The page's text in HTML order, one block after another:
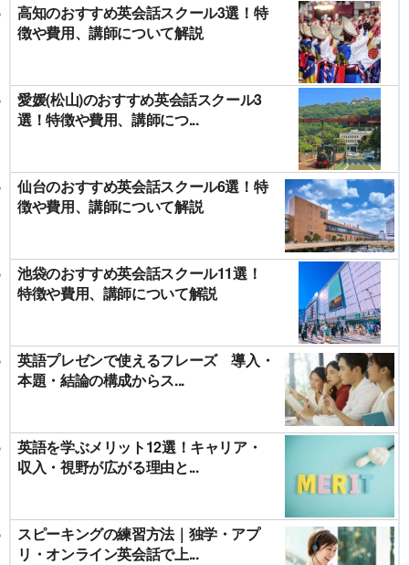
高知のおすすめ英会話スクール3選！特
徴や費用、講師について解説
愛媛(松山)のおすすめ英会話スクール3
選！特徴や費用、講師につ...
仙台のおすすめ英会話スクール6選！特
徴や費用、講師について解説
池袋のおすすめ英会話スクール11選！
特徴や費用、講師について解説
英語プレゼンで使えるフレーズ 導入・
本題・結論の構成からス...
英語を学ぶメリット12選！キャリア・
収入・視野が広がる理由と...
スピーキングの練習方法｜独学・アプ
リ・オンライン英会話で上...